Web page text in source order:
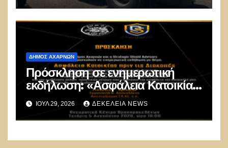
ΔΉΜΟΣ ΑΧΑΡΝΏΝ
Πρόσκληση σε ενημερωτική
εκδήλωση: «Ασφάλεια Κατοικίας
πριν τις Διακοπές»
ΙΟΎΛ 29, 2026 ΔΕΚΈΛΕΙΑ NEWS